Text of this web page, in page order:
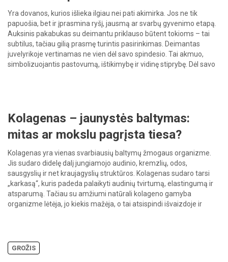
Yra dovanos, kurios išlieka ilgiau nei pati akimirka. Jos ne tik
papuošia, bet ir įprasmina ryšį, jausmą ar svarbų gyvenimo etapą.
Auksinis pakabukas su deimantu priklauso būtent tokioms – tai
subtilus, tačiau gilią prasmę turintis pasirinkimas. Deimantas
juvelyrikoje vertinamas ne vien dėl savo spindesio. Tai akmuo,
simbolizuojantis pastovumą, ištikimybę ir vidinę stiprybę. Dėl savo
Kolagenas – jaunystės baltymas:
mitas ar mokslu pagrįsta tiesa?
Kolagenas yra vienas svarbiausių baltymų žmogaus organizme.
Jis sudaro didelę dalį jungiamojo audinio, kremzlių, odos,
sausgyslių ir net kraujagyslių struktūros. Kolagenas sudaro tarsi
„karkasą“, kuris padeda palaikyti audinių tvirtumą, elastingumą ir
atsparumą. Tačiau su amžiumi natūrali kolageno gamyba
organizme lėtėja, jo kiekis mažėja, o tai atsispindi išvaizdoje ir
GROŽIS